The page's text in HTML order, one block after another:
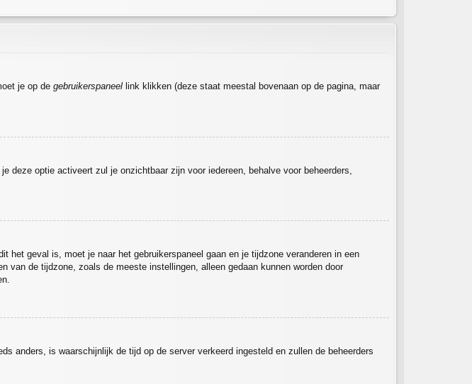
je op de gebruikerspaneel link klikken (deze staat meestal bovenaan op de pagina, maar
je deze optie activeert zul je onzichtbaar zijn voor iedereen, behalve voor beheerders,
het geval is, moet je naar het gebruikerspaneel gaan en je tijdzone veranderen in een
van de tijdzone, zoals de meeste instellingen, alleen gedaan kunnen worden door
anders, is waarschijnlijk de tijd op de server verkeerd ingesteld en zullen de beheerders